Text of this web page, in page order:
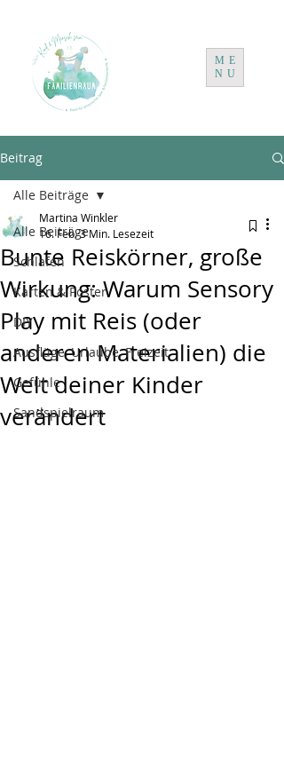
ME
NU
Beitrag
Alle Beiträge
Schlafen
Karten & Poster
DIY
Ausflüge, Urlaube, Freizeit
Gefühle
Sandspielraum
Alle Beiträge
Bunte Reiskörner, große
Wirkung: Warum Sensory
Play mit Reis (oder
anderen Materialien) die
Welt deiner Kinder
verändert
Martina Winkler
16. Feb.3 Min. Lesezeit